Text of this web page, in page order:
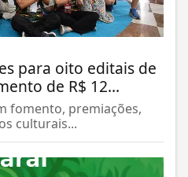
para oito editais de
de R$ 12...
fomento, premiações,
culturais...